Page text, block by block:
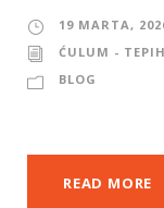
19 MARTA,
ĆULUM -
BLOG
READ MORE